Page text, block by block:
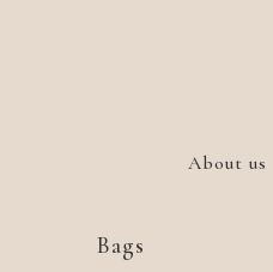
About us
Bags